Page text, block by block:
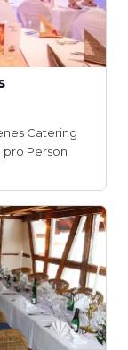
Catering
pro Person